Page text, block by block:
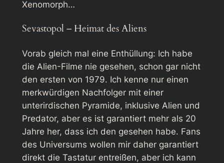
Xenomorph…
Sevastopol – Heimat des Aliens
Vorab gleich mal eine Enthüllung: Ich habe
die Alien-Filme nie gesehen, schon gar nicht
den ersten von 1979. Ich kenne nur einen
merkwürdigen Nachfolger mit einer
unterirdischen Pyramide, inklusive Alien und
Predator, aber es ist garantiert mehr als 20
Jahre her, dass ich den gesehen habe. Fans
des Universums wollen mir daher garantiert
direkt die Tastatur entreißen, aber ich kann